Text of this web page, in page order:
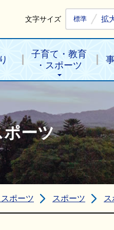
文字サイズ 標準 拡
子育て・教育
・スポーツ
ポーツ
ポーツ スポーツ